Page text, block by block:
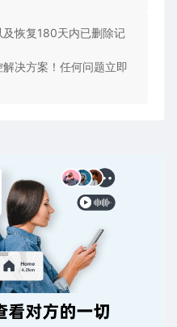
恢复180天内已删除记
决方案！任何问题立即